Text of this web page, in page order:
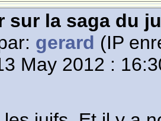
sur la saga du
gerard (IP
May 2012 :